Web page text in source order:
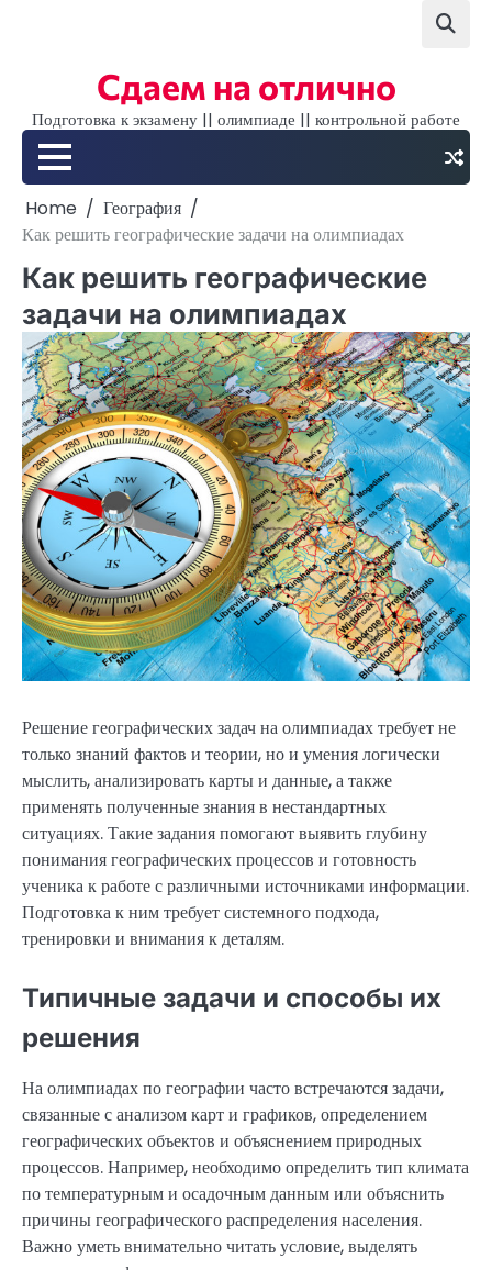
Сдаем на отлично
Подготовка к экзамену || олимпиаде || контрольной работе
Home
География
Как решить географические задачи на олимпиадах
Как решить географические
задачи на олимпиадах
Решение географических задач на олимпиадах требует не
только знаний фактов и теории, но и умения логически
мыслить, анализировать карты и данные, а также
применять полученные знания в нестандартных
ситуациях. Такие задания помогают выявить глубину
понимания географических процессов и готовность
ученика к работе с различными источниками информации.
Подготовка к ним требует системного подхода,
тренировки и внимания к деталям.
Типичные задачи и способы их
решения
На олимпиадах по географии часто встречаются задачи,
связанные с анализом карт и графиков, определением
географических объектов и объяснением природных
процессов. Например, необходимо определить тип климата
по температурным и осадочным данным или объяснить
причины географического распределения населения.
Важно уметь внимательно читать условие, выделять